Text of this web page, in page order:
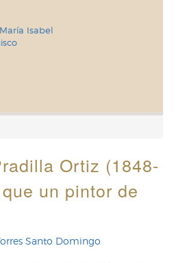
Isabel
Ortiz (1848-
un pintor de
Santo Domingo